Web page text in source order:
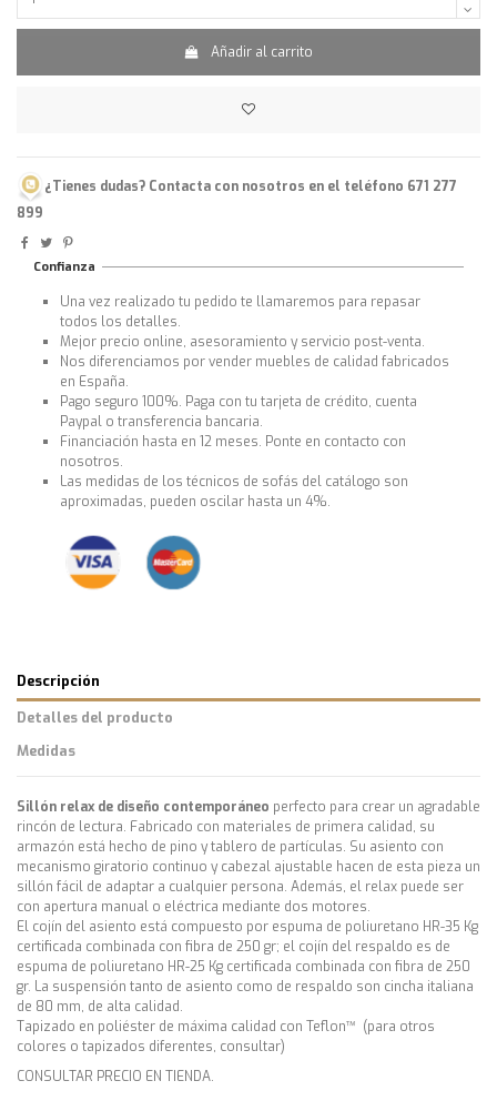
Añadir al carrito
¿Tienes dudas? Contacta con nosotros en el teléfono 671 277
899
Confianza
Una vez realizado tu pedido te llamaremos para repasar
todos los detalles.
Mejor precio online, asesoramiento y servicio post-venta.
Nos diferenciamos por vender muebles de calidad fabricados
en España.
Pago seguro 100%. Paga con tu tarjeta de crédito, cuenta
Paypal o transferencia bancaria.
Financiación hasta en 12 meses. Ponte en contacto con
nosotros.
Las medidas de los técnicos de sofás del catálogo son
aproximadas, pueden oscilar hasta un 4%.
Descripción
Detalles del producto
Medidas
Sillón relax de diseño contemporáneo perfecto para crear un agradable
rincón de lectura. Fabricado con materiales de primera calidad, su
armazón está hecho de pino y tablero de partículas. Su asiento con
mecanismo giratorio continuo y cabezal ajustable hacen de esta pieza un
sillón fácil de adaptar a cualquier persona. Además, el relax puede ser
con apertura manual o eléctrica mediante dos motores.
El cojín del asiento está compuesto por espuma de poliuretano HR-35 Kg
certificada combinada con fibra de 250 gr; el cojín del respaldo es de
espuma de poliuretano HR-25 Kg certificada combinada con fibra de 250
gr. La suspensión tanto de asiento como de respaldo son cincha italiana
de 80 mm, de alta calidad.
Tapizado en poliéster de máxima calidad con Teflon™ (para otros
colores o tapizados diferentes, consultar)
CONSULTAR PRECIO EN TIENDA.